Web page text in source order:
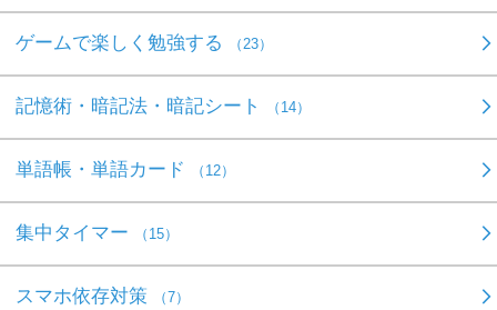
ゲームで楽しく勉強する （23）
記憶術・暗記法・暗記シート （14）
単語帳・単語カード （12）
集中タイマー （15）
スマホ依存対策 （7）